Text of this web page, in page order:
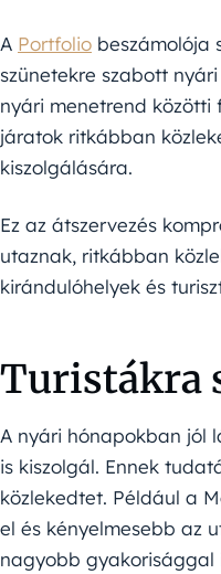
A Portfolio beszámolója
szünetekre szabott
nyári menetrend közötti
járatok ritkábban
kiszolgálására.
Ez az átszervezés
utaznak, ritkábban
kirándulóhelyek és
Turistákra
A nyári hónapokban jól
is kiszolgál. Ennek
közlekedtet. Például a
el és kényelmesebb az
nagyobb gyakorisággal